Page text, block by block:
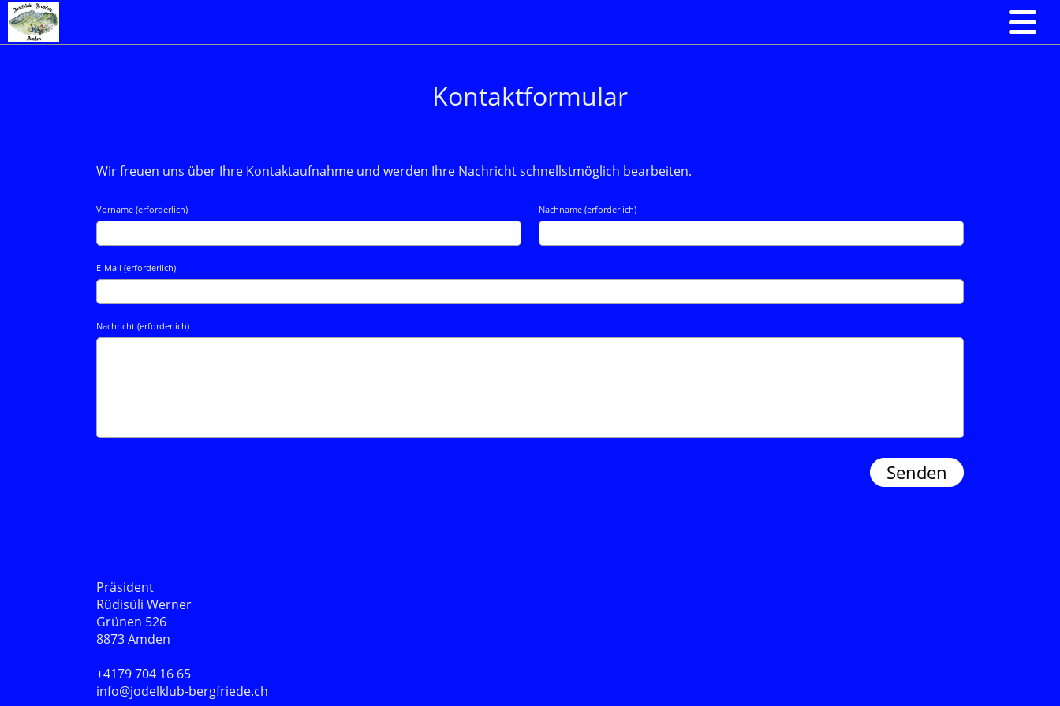
Kontaktformular
Wir freuen uns über Ihre Kontaktaufnahme und werden Ihre Nachricht schnellstmöglich bearbeiten.
Vorname (erforderlich) Nachname (erforderlich)
E-Mail (erforderlich)
Nachricht (erforderlich)
Präsident
Rüdisüli Werner
Grünen 526
8873 Amden
+4179 704 16 65
info@jodelklub-bergfriede.ch